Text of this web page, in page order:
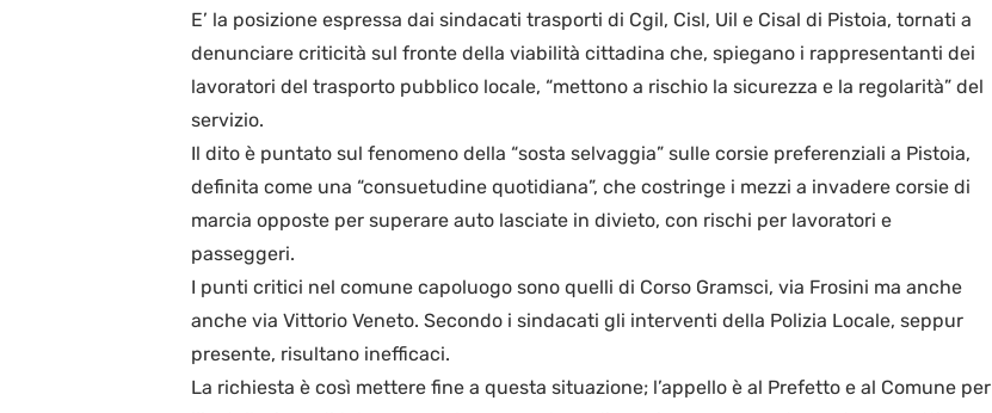
E’ la posizione espressa dai sindacati trasporti di Cgil, Cisl, Uil e Cisal di Pistoia, tornati a
denunciare criticità sul fronte della viabilità cittadina che, spiegano i rappresentanti dei
lavoratori del trasporto pubblico locale, “mettono a rischio la sicurezza e la regolarità” del
servizio.
Il dito è puntato sul fenomeno della “sosta selvaggia” sulle corsie preferenziali a Pistoia,
definita come una “consuetudine quotidiana”, che costringe i mezzi a invadere corsie di
marcia opposte per superare auto lasciate in divieto, con rischi per lavoratori e
passeggeri.
I punti critici nel comune capoluogo sono quelli di Corso Gramsci, via Frosini ma anche
anche via Vittorio Veneto. Secondo i sindacati gli interventi della Polizia Locale, seppur
presente, risultano inefficaci.
La richiesta è così mettere fine a questa situazione; l’appello è al Prefetto e al Comune per